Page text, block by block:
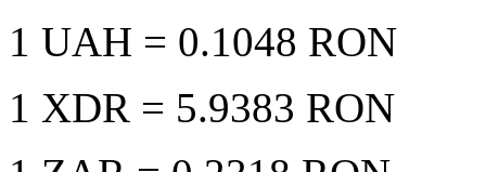
1 UAH = 0.1048 RON
1 XDR = 5.9383 RON